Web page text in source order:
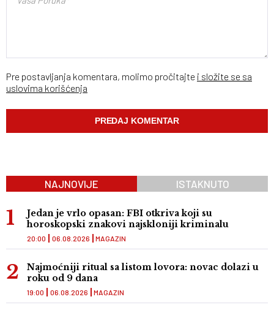
Pre postavljanja komentara, molimo pročitajte i složite se sa
uslovima korišćenja
NAJNOVIJE ISTAKNUTO
Jedan je vrlo opasan: FBI otkriva koji su
horoskopski znakovi najskloniji kriminalu
MAGAZIN
20:00 06.08.2026
Najmoćniji ritual sa listom lovora: novac dolazi u
roku od 9 dana
MAGAZIN
19:00 06.08.2026